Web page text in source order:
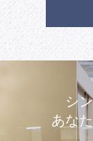
シ
あな